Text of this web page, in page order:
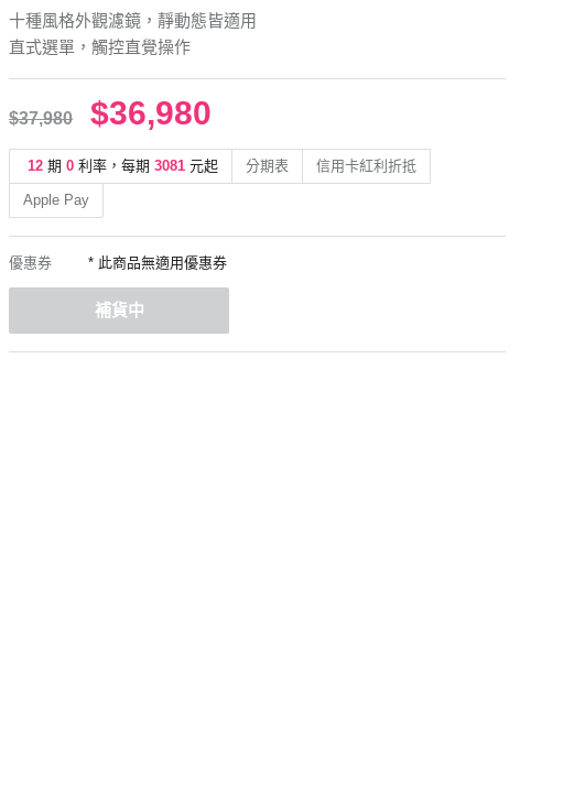
十種風格外觀濾鏡，靜動態皆適用
直式選單，觸控直覺操作
$37,980 $36,980
12 期 0 利率，每期 3081 元起 分期表 信用卡紅利折抵
Apple Pay
優惠券 * 此商品無適用優惠券
補貨中